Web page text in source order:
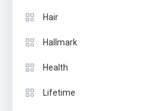
Hair
Hallmark
Health
Lifetime